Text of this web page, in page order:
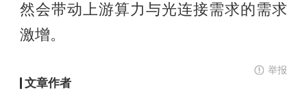
然会带动上游算力与光连接需求的需求
激增。
举报
文章作者